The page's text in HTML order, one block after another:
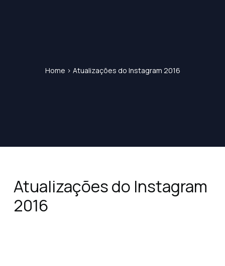
Home > Atualizações do Instagram 2016
Atualizações do Instagram
2016